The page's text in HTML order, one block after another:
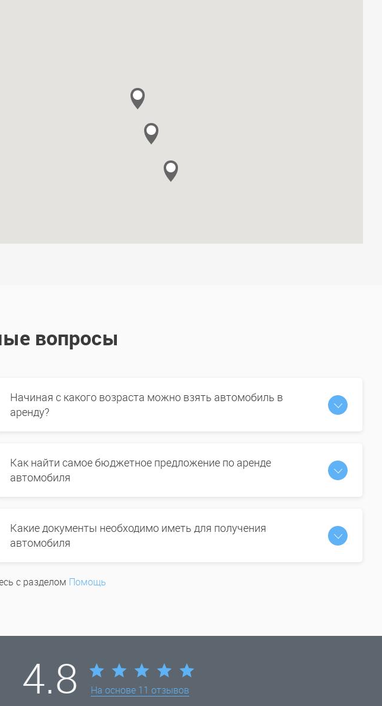
вопросы
Начиная с какого возраста можно взять автомобиль в
аренду?
Как найти самое бюджетное предложение по аренде
автомобиля
Какие документы необходимо иметь для получения
автомобиля
с разделом Помощь
4.8 На основе 11 отзывов